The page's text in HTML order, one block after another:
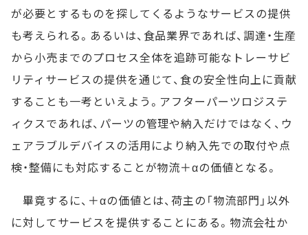
が必要とするものを探してくるようなサービスの提供
も考えられる。あるいは、食品業界であれば、調達・生産
から小売までのプロセス全体を追跡可能なトレーサビ
リティサービスの提供を通じて、食の安全性向上に貢献
することも一考といえよう。アフターパーツロジステ
ィクスであれば、パーツの管理や納入だけではなく、ウ
ェアラブルデバイスの活用により納入先での取付や点
検・整備にも対応することが物流＋αの価値となる。
畢竟するに、＋αの価値とは、荷主の「物流部門」以外
に対してサービスを提供することにある。物流会社か